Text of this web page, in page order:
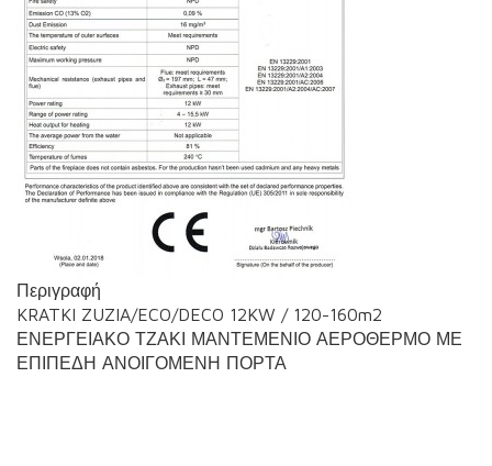
Περιγραφή
KRATKI ZUZIA/ECO/DECO 12KW / 120-160m2
ΕΝΕΡΓΕΙΑΚΟ ΤΖΑΚΙ ΜΑΝΤΕΜΕΝΙΟ ΑΕΡΟΘΕΡΜΟ ΜΕ
ΕΠΙΠΕΔΗ ΑΝΟΙΓΟΜΕΝΗ ΠΟΡΤΑ